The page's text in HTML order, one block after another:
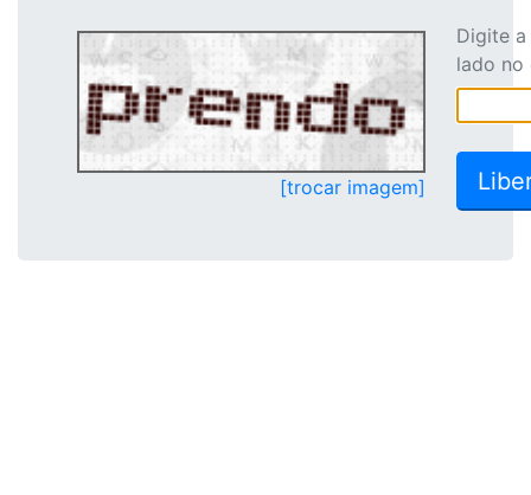
[trocar imagem]
Digite
lado no